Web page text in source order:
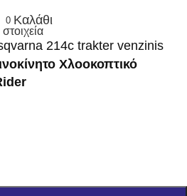
0
στοιχεία
Καλάθι
Χλοοκοπτικό